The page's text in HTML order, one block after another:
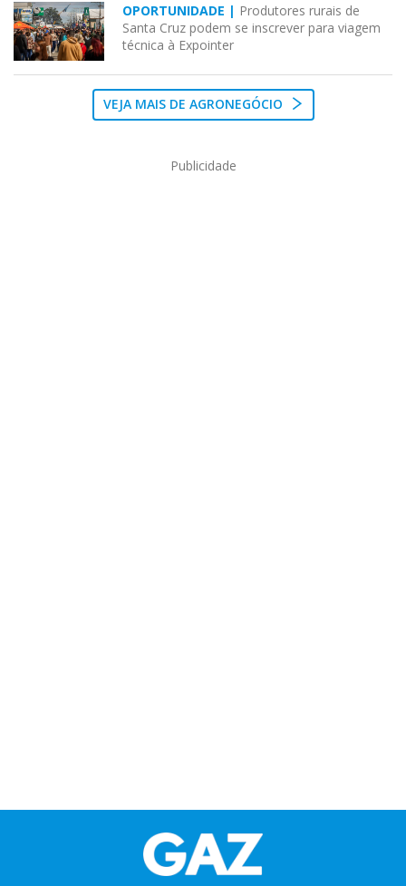
OPORTUNIDADE | Produtores rurais de
Santa Cruz podem se inscrever para viagem
técnica à Expointer
VEJA MAIS DE AGRONEGÓCIO
Publicidade